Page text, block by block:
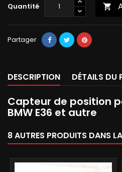
Quantité 
Partager
DESCRIPTION DÉTAILS DU
Capteur de position
BMW E36 et autre
8 AUTRES PRODUITS DANS